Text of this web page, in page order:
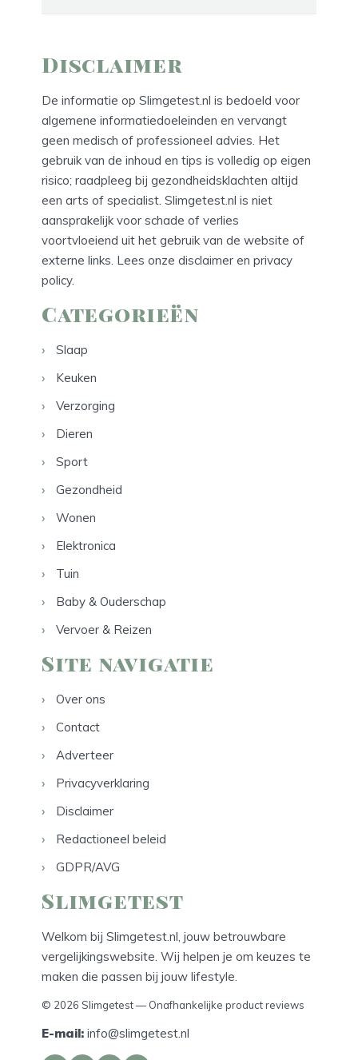
Disclaimer
De informatie op Slimgetest.nl is bedoeld voor
algemene informatiedoeleinden en vervangt
geen medisch of professioneel advies. Het
gebruik van de inhoud en tips is volledig op eigen
risico; raadpleeg bij gezondheidsklachten altijd
een arts of specialist. Slimgetest.nl is niet
aansprakelijk voor schade of verlies
voortvloeiend uit het gebruik van de website of
externe links. Lees onze disclaimer en privacy
policy.
Categorieën
Slaap
Keuken
Verzorging
Dieren
Sport
Gezondheid
Wonen
Elektronica
Tuin
Baby & Ouderschap
Vervoer & Reizen
Site navigatie
Over ons
Contact
Adverteer
Privacyverklaring
Disclaimer
Redactioneel beleid
GDPR/AVG
Slimgetest
Welkom bij Slimgetest.nl, jouw betrouwbare
vergelijkingswebsite. Wij helpen je om keuzes te
maken die passen bij jouw lifestyle.
© 2026 Slimgetest — Onafhankelijke product reviews
E-mail: info@slimgetest.nl